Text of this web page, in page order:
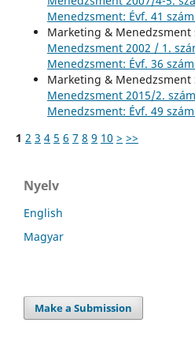
Menedzsment: Évf. 41
Marketing & Menedzsment
Menedzsment 2002 / 1.
Menedzsment: Évf. 36
Marketing & Menedzsment
Menedzsment 2015/2. szám
Menedzsment: Évf. 49
1 2 3 4 5 6 7 8 9 10 > >>
Nyelv
English
Magyar
Make a Submission